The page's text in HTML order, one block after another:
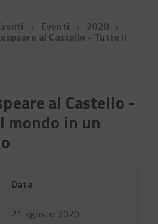
Eventi 2020
al Castello - Tutto il
al Castello -
mondo in un
Data
21 agosto 2020